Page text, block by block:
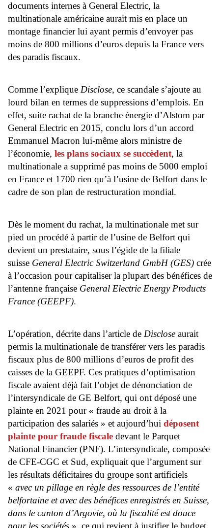
documents internes à General Electric, la
multinationale américaine aurait mis en place un
montage financier lui ayant permis d’envoyer pas
moins de 800 millions d’euros depuis la France vers
des paradis fiscaux.
Comme l’explique Disclose, ce scandale s’ajoute au
lourd bilan en termes de suppressions d’emplois. En
effet, suite rachat de la branche énergie d’Alstom par
General Electric en 2015, conclu lors d’un accord
Emmanuel Macron lui-même alors ministre de
l’économie, les plans sociaux se succèdent, la
multinationale a supprimé pas moins de 5000 emploi
en France et 1700 rien qu’à l’usine de Belfort dans le
cadre de son plan de restructuration mondial.
Dès le moment du rachat, la multinationale met sur
pied un procédé à partir de l’usine de Belfort qui
devient un prestataire, sous l’égide de la filiale
suisse General Electric Switzerland GmbH (GES) crée
à l’occasion pour capitaliser la plupart des bénéfices de
l’antenne française General Electric Energy Products
France (GEEPF).
L’opération, décrite dans l’article de Disclose aurait
permis la multinationale de transférer vers les paradis
fiscaux plus de 800 millions d’euros de profit des
caisses de la GEEPF. Ces pratiques d’optimisation
fiscale avaient déjà fait l’objet de dénonciation de
l’intersyndicale de GE Belfort, qui ont déposé une
plainte en 2021 pour « fraude au droit à la
participation des salariés » et aujourd’hui déposent
plainte pour fraude fiscale devant le Parquet
National Financier (PNF). L’intersyndicale, composée
de CFE-CGC et Sud, expliquait que l’argument sur
les résultats déficitaires du groupe sont artificiels
« avec un pillage en règle des ressources de l’entité
belfortaine et avec des bénéfices enregistrés en Suisse,
dans le canton d’Argovie, où la fiscalité est douce
pour les sociétés », ce qui revient à justifier le budget